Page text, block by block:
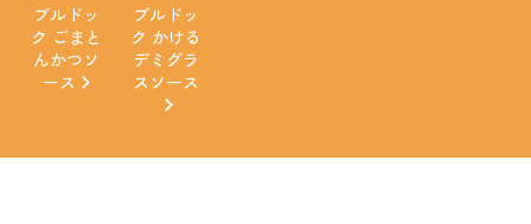
ブルドッ
ク ごまと
んかつソ
ース
ブルドッ
ク かける
デミグラ
スソース